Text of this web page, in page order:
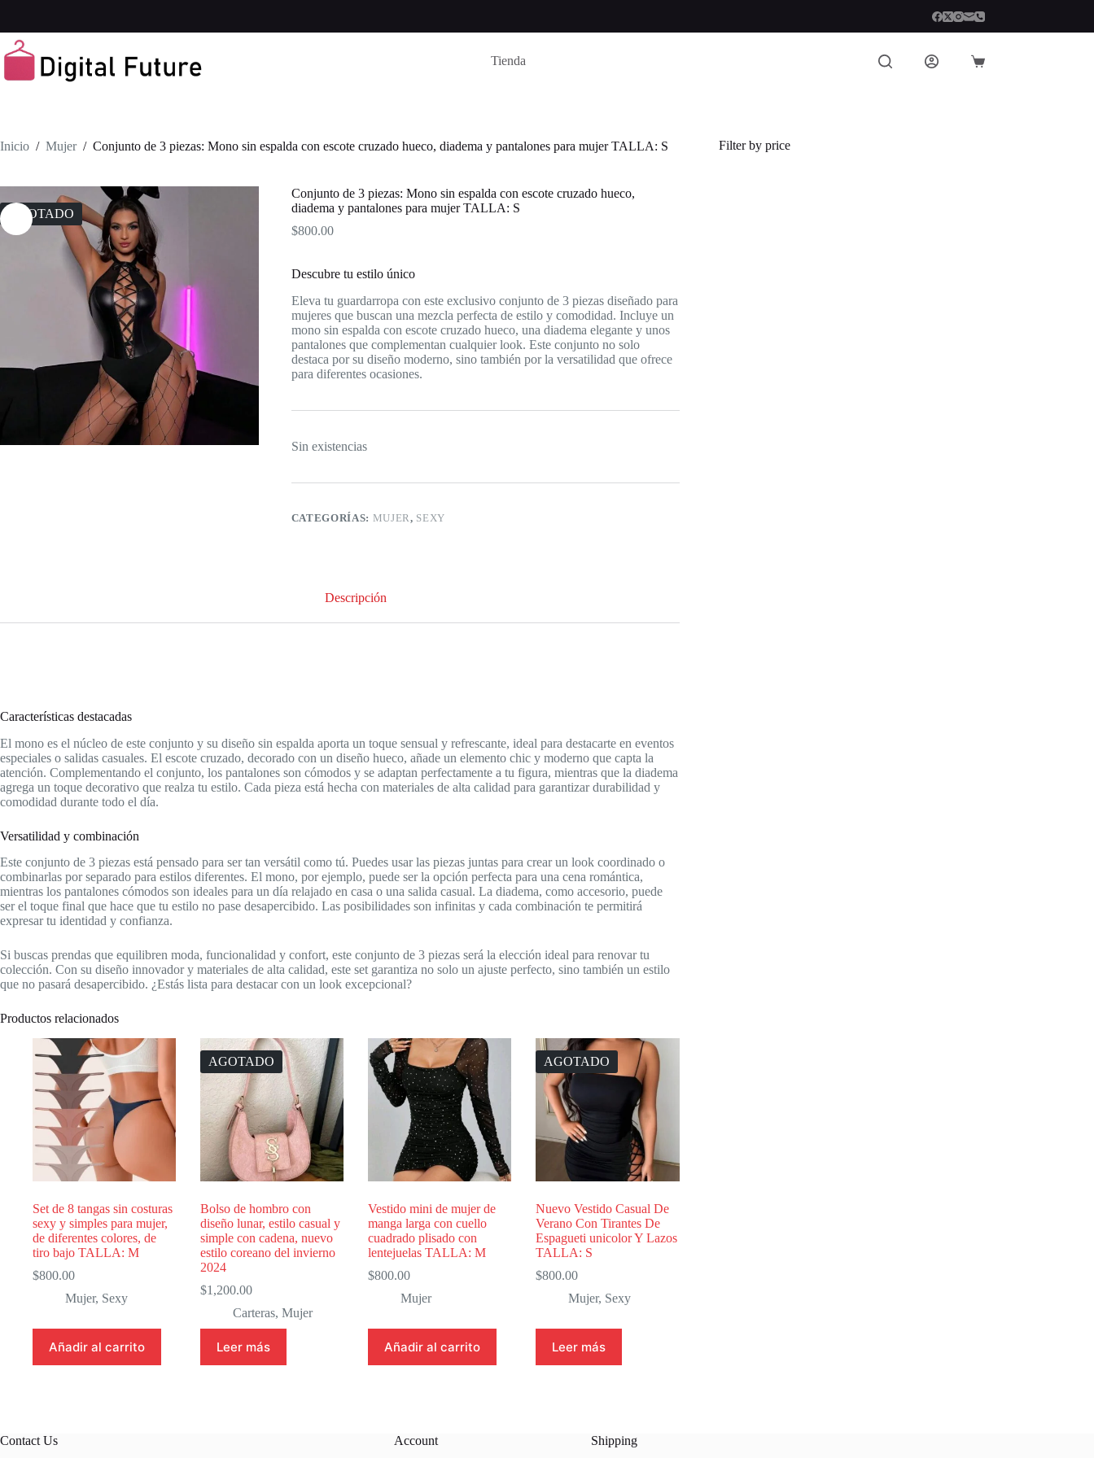
contenido
Tienda
Carro
Inicio / Mujer / Conjunto de 3 piezas: Mono sin espalda con escote cruzado hueco, diadema y pantalones para mujer TALLA: S
AGOTADO
Conjunto de 3 piezas: Mono sin espalda con escote cruzado hueco,
diadema y pantalones para mujer TALLA: S
$800.00
Descubre tu estilo único
Eleva tu guardarropa con este exclusivo conjunto de 3 piezas diseñado para
mujeres que buscan una mezcla perfecta de estilo y comodidad. Incluye un
mono sin espalda con escote cruzado hueco, una diadema elegante y unos
pantalones que complementan cualquier look. Este conjunto no solo
destaca por su diseño moderno, sino también por la versatilidad que ofrece
para diferentes ocasiones.
Sin existencias
CATEGORÍAS: MUJER, SEXY
Descripción
Características destacadas
El mono es el núcleo de este conjunto y su diseño sin espalda aporta un toque sensual y refrescante, ideal para destacarte en eventos
especiales o salidas casuales. El escote cruzado, decorado con un diseño hueco, añade un elemento chic y moderno que capta la
atención. Complementando el conjunto, los pantalones son cómodos y se adaptan perfectamente a tu figura, mientras que la diadema
agrega un toque decorativo que realza tu estilo. Cada pieza está hecha con materiales de alta calidad para garantizar durabilidad y
comodidad durante todo el día.
Versatilidad y combinación
Este conjunto de 3 piezas está pensado para ser tan versátil como tú. Puedes usar las piezas juntas para crear un look coordinado o
combinarlas por separado para estilos diferentes. El mono, por ejemplo, puede ser la opción perfecta para una cena romántica,
mientras los pantalones cómodos son ideales para un día relajado en casa o una salida casual. La diadema, como accesorio, puede
ser el toque final que hace que tu estilo no pase desapercibido. Las posibilidades son infinitas y cada combinación te permitirá
expresar tu identidad y confianza.
Si buscas prendas que equilibren moda, funcionalidad y confort, este conjunto de 3 piezas será la elección ideal para renovar tu
colección. Con su diseño innovador y materiales de alta calidad, este set garantiza no solo un ajuste perfecto, sino también un estilo
que no pasará desapercibido. ¿Estás lista para destacar con un look excepcional?
Productos relacionados
Set de 8 tangas sin costuras
sexy y simples para mujer,
de diferentes colores, de
tiro bajo TALLA: M
$800.00
Mujer, Sexy
Añadir al carrito
AGOTADO
Bolso de hombro con
diseño lunar, estilo casual y
simple con cadena, nuevo
estilo coreano del invierno
2024
$1,200.00
Carteras,Mujer
Leer más
Vestido mini de mujer de
manga larga con cuello
cuadrado plisado con
lentejuelas TALLA: M
$800.00
Mujer
Añadir al carrito
AGOTADO
Nuevo Vestido Casual De
Verano Con Tirantes De
Espagueti unicolor Y Lazos
TALLA: S
$800.00
Mujer, Sexy
Leer más
Filter by price
Contact Us Account Shipping